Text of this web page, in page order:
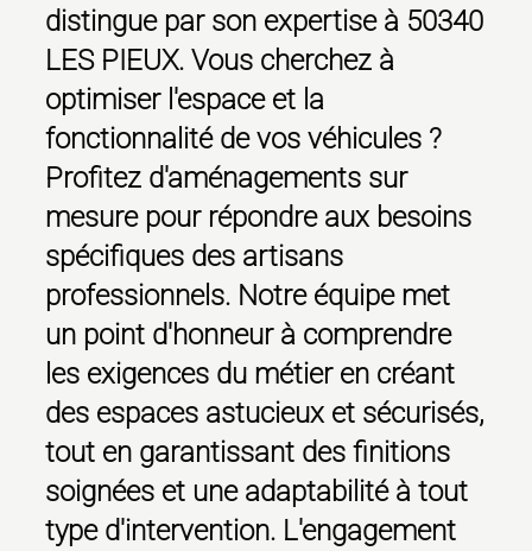
distingue par son expertise à 50340
LES PIEUX. Vous cherchez à
optimiser l'espace et la
fonctionnalité de vos véhicules ?
Profitez d'aménagements sur
mesure pour répondre aux besoins
spécifiques des artisans
professionnels. Notre équipe met
un point d'honneur à comprendre
les exigences du métier en créant
des espaces astucieux et sécurisés,
tout en garantissant des finitions
soignées et une adaptabilité à tout
type d'intervention. L'engagement